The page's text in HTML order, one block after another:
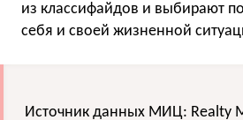
из классифайдов и выбирают
себя и своей жизненной
Источник данных МИЦ: Realty